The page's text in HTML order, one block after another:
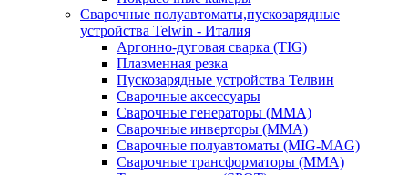
Сварочные полуавтоматы,пускозарядные
устройства Telwin - Италия
Аргонно-дуговая сварка (TIG)
Плазменная резка
Пускозарядные устройства Телвин
Сварочные аксессуары
Сварочные генераторы (MMA)
Сварочные инверторы (MMA)
Сварочные полуавтоматы (MIG-MAG)
Сварочные трансформаторы (MMA)